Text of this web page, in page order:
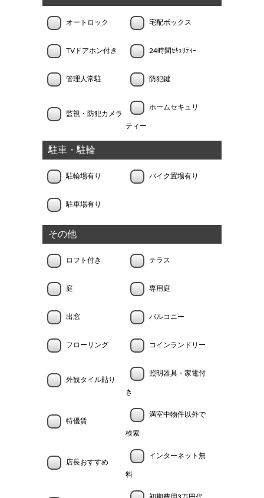
オートロック 宅配ボックス
TVドアホン付き 24時間ｾｷｭﾘﾃｨｰ
管理人常駐 防犯鍵
監視・防犯カメラ
ホームセキュリ
ティー
駐車・駐輪
駐輪場有り バイク置場有り
駐車場有り
その他
ロフト付き テラス
庭 専用庭
出窓 バルコニー
フローリング コインランドリー
外観タイル貼り
照明器具・家電付
き
特優賃
満室中物件以外で
検索
店長おすすめ
インターネット無
料